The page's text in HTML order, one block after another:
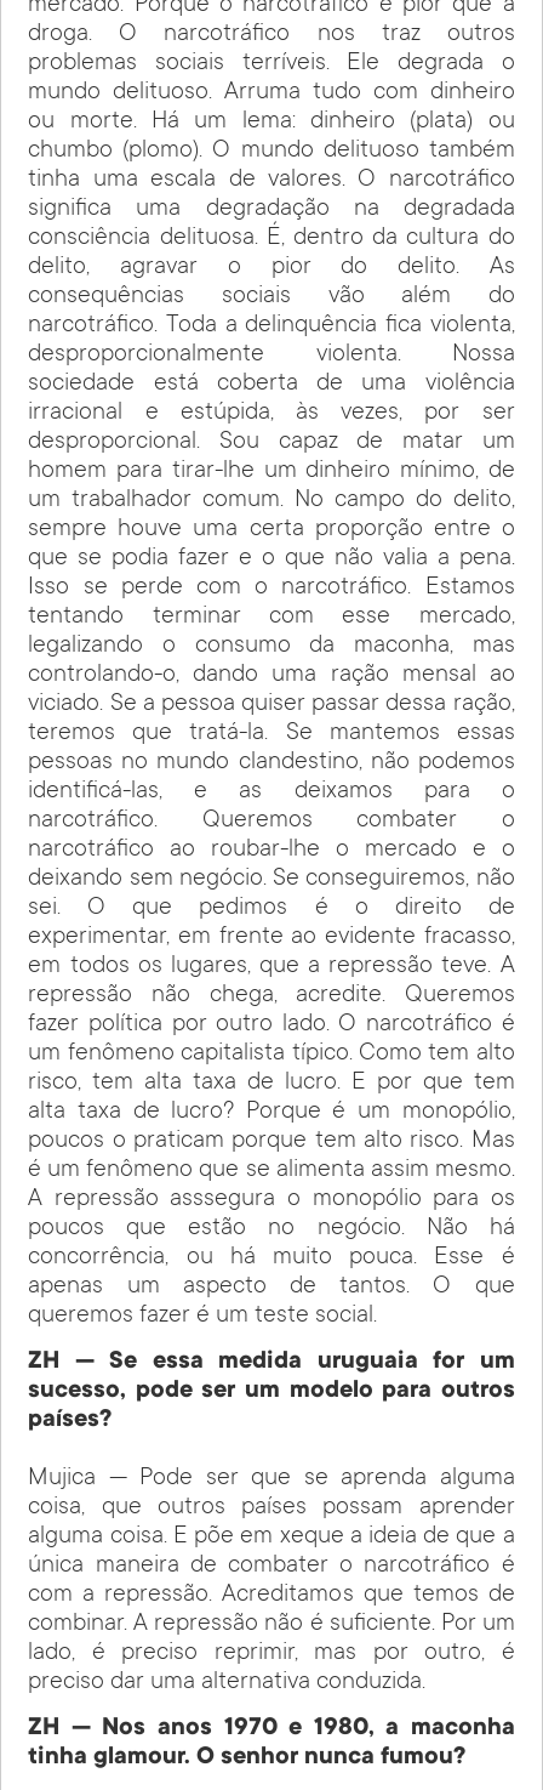
mercado. Porque o narcotráfico é pior que a
droga. O narcotráfico nos traz outros
problemas sociais terríveis. Ele degrada o
mundo delituoso. Arruma tudo com dinheiro
ou morte. Há um lema: dinheiro (plata) ou
chumbo (plomo). O mundo delituoso também
tinha uma escala de valores. O narcotráfico
significa uma degradação na degradada
consciência delituosa. É, dentro da cultura do
delito, agravar o pior do delito. As
consequências sociais vão além do
narcotráfico. Toda a delinquência fica violenta,
desproporcionalmente violenta. Nossa
sociedade está coberta de uma violência
irracional e estúpida, às vezes, por ser
desproporcional. Sou capaz de matar um
homem para tirar-lhe um dinheiro mínimo, de
um trabalhador comum. No campo do delito,
sempre houve uma certa proporção entre o
que se podia fazer e o que não valia a pena.
Isso se perde com o narcotráfico. Estamos
tentando terminar com esse mercado,
legalizando o consumo da maconha, mas
controlando-o, dando uma ração mensal ao
viciado. Se a pessoa quiser passar dessa ração,
teremos que tratá-la. Se mantemos essas
pessoas no mundo clandestino, não podemos
identificá-las, e as deixamos para o
narcotráfico. Queremos combater o
narcotráfico ao roubar-lhe o mercado e o
deixando sem negócio. Se conseguiremos, não
sei. O que pedimos é o direito de
experimentar, em frente ao evidente fracasso,
em todos os lugares, que a repressão teve. A
repressão não chega, acredite. Queremos
fazer política por outro lado. O narcotráfico é
um fenômeno capitalista típico. Como tem alto
risco, tem alta taxa de lucro. E por que tem
alta taxa de lucro? Porque é um monopólio,
poucos o praticam porque tem alto risco. Mas
é um fenômeno que se alimenta assim mesmo.
A repressão asssegura o monopólio para os
poucos que estão no negócio. Não há
concorrência, ou há muito pouca. Esse é
apenas um aspecto de tantos. O que
queremos fazer é um teste social.
ZH — Se essa medida uruguaia for um
sucesso, pode ser um modelo para outros
países?
Mujica — Pode ser que se aprenda alguma
coisa, que outros países possam aprender
alguma coisa. E põe em xeque a ideia de que a
única maneira de combater o narcotráfico é
com a repressão. Acreditamos que temos de
combinar. A repressão não é suficiente. Por um
lado, é preciso reprimir, mas por outro, é
preciso dar uma alternativa conduzida.
ZH — Nos anos 1970 e 1980, a maconha
tinha glamour. O senhor nunca fumou?